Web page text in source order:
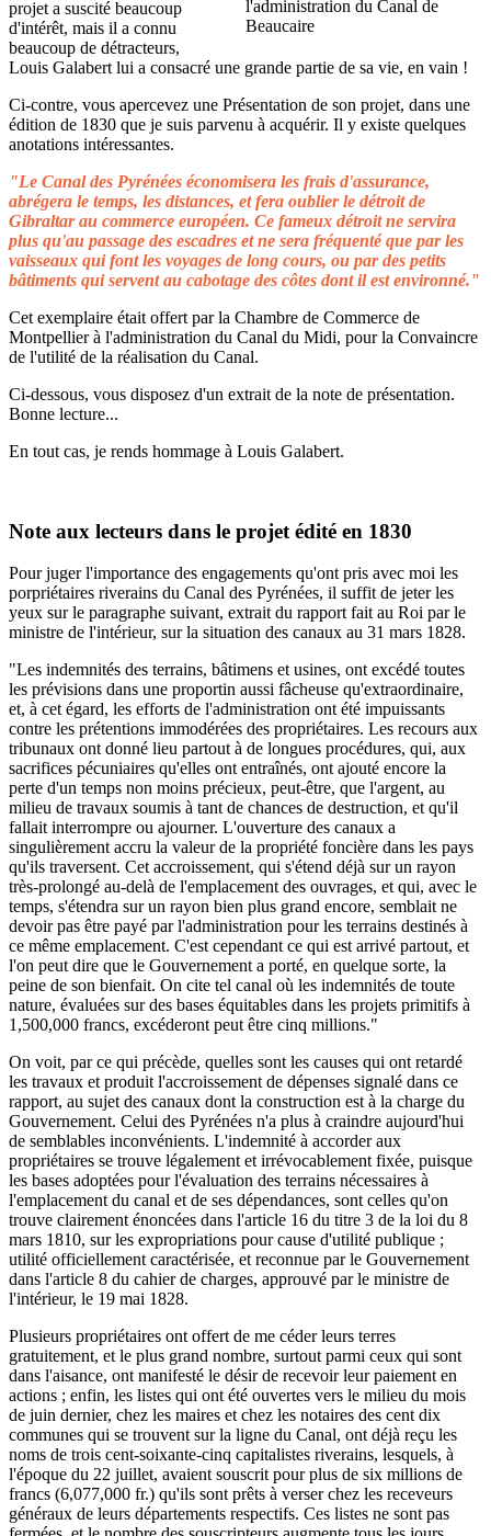
projet a suscité beaucoup
d'intérêt, mais il a connu
beaucoup de détracteurs,
Louis Galabert lui a consacré une grande partie de sa vie, en vain !
Ci-contre, vous apercevez une Présentation de son projet, dans une
édition de 1830 que je suis parvenu à acquérir. Il y existe quelques
anotations intéressantes.
"Le Canal des Pyrénées économisera les frais d'assurance,
abrégera le temps, les distances, et fera oublier le détroit de
Gibraltar au commerce européen. Ce fameux détroit ne servira
plus qu'au passage des escadres et ne sera fréquenté que par les
vaisseaux qui font les voyages de long cours, ou par des petits
bâtiments qui servent au cabotage des côtes dont il est environné."
Cet exemplaire était offert par la Chambre de Commerce de
Montpellier à l'administration du Canal du Midi, pour la Convaincre
de l'utilité de la réalisation du Canal.
Ci-dessous, vous disposez d'un extrait de la note de présentation.
Bonne lecture...
En tout cas, je rends hommage à Louis Galabert.
Note aux lecteurs dans le projet édité en 1830
Pour juger l'importance des engagements qu'ont pris avec moi les
porpriétaires riverains du Canal des Pyrénées, il suffit de jeter les
yeux sur le paragraphe suivant, extrait du rapport fait au Roi par le
ministre de l'intérieur, sur la situation des canaux au 31 mars 1828.
"Les indemnités des terrains, bâtimens et usines, ont excédé toutes
les prévisions dans une proportin aussi fâcheuse qu'extraordinaire,
et, à cet égard, les efforts de l'administration ont été impuissants
contre les prétentions immodérées des propriétaires. Les recours aux
tribunaux ont donné lieu partout à de longues procédures, qui, aux
sacrifices pécuniaires qu'elles ont entraînés, ont ajouté encore la
perte d'un temps non moins précieux, peut-être, que l'argent, au
milieu de travaux soumis à tant de chances de destruction, et qu'il
fallait interrompre ou ajourner. L'ouverture des canaux a
singulièrement accru la valeur de la propriété foncière dans les pays
qu'ils traversent. Cet accroissement, qui s'étend déjà sur un rayon
très-prolongé au-delà de l'emplacement des ouvrages, et qui, avec le
temps, s'étendra sur un rayon bien plus grand encore, semblait ne
devoir pas être payé par l'administration pour les terrains destinés à
ce même emplacement. C'est cependant ce qui est arrivé partout, et
l'on peut dire que le Gouvernement a porté, en quelque sorte, la
peine de son bienfait. On cite tel canal où les indemnités de toute
nature, évaluées sur des bases équitables dans les projets primitifs à
1,500,000 francs, excéderont peut être cinq millions."
On voit, par ce qui précède, quelles sont les causes qui ont retardé
les travaux et produit l'accroissement de dépenses signalé dans ce
rapport, au sujet des canaux dont la construction est à la charge du
Gouvernement. Celui des Pyrénées n'a plus à craindre aujourd'hui
de semblables inconvénients. L'indemnité à accorder aux
propriétaires se trouve légalement et irrévocablement fixée, puisque
les bases adoptées pour l'évaluation des terrains nécessaires à
l'emplacement du canal et de ses dépendances, sont celles qu'on
trouve clairement énoncées dans l'article 16 du titre 3 de la loi du 8
mars 1810, sur les expropriations pour cause d'utilité publique ;
utilité officiellement caractérisée, et reconnue par le Gouvernement
dans l'article 8 du cahier de charges, approuvé par le ministre de
l'intérieur, le 19 mai 1828.
Plusieurs propriétaires ont offert de me céder leurs terres
gratuitement, et le plus grand nombre, surtout parmi ceux qui sont
dans l'aisance, ont manifesté le désir de recevoir leur paiement en
actions ; enfin, les listes qui ont été ouvertes vers le milieu du mois
de juin dernier, chez les maires et chez les notaires des cent dix
communes qui se trouvent sur la ligne du Canal, ont déjà reçu les
noms de trois cent-soixante-cinq capitalistes riverains, lesquels, à
l'époque du 22 juillet, avaient souscrit pour plus de six millions de
francs (6,077,000 fr.) qu'ils sont prêts à verser chez les receveurs
généraux de leurs départements respectifs. Ces listes ne sont pas